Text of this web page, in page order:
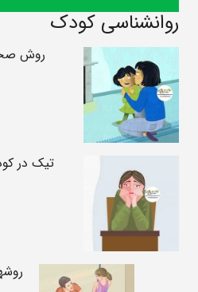
روانشناسی کودک
روش
تیک در